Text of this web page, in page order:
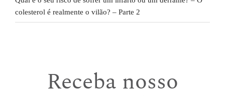
colesterol é realmente o vilão? – Parte 2
Receba nosso